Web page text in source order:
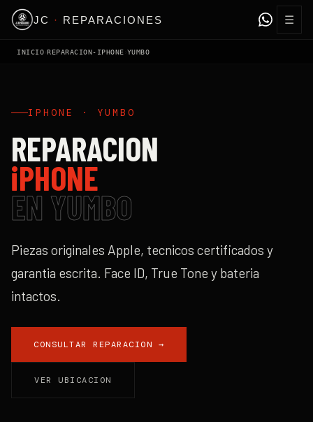
JC · REPARACIONES ☰
INICIO REPARACION-IPHONE YUMBO
IPHONE · YUMBO
REPARACION
iPHONE
EN YUMBO
Piezas originales Apple, tecnicos certificados y
garantia escrita. Face ID, True Tone y bateria
intactos.
CONSULTAR REPARACION →
VER UBICACION